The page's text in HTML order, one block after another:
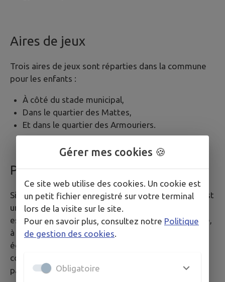
Aires de jeux
Trois aires de jeux sont réparties dans la commune
pour les enfants :
À côté du stade municipal,
Dans le quartier des Mattes,
Et dans le quartier des Armouriers.
Parc municipal
Situé derrière la Maison du Parc, le parc municipal est
un lieu de vie très apprécié des Clarétains. C’est un
espace ouvert et ombragé, propice à la promenade,
à la lecture ou aux rencontres. Le parc accueille
également plusieurs projets collectifs portés par la
commune, comme le poulailler partagé, les jardins
partagés, ou encore l’olivette communale.
Gérer mes cookies 🍪
Ce site web utilise des cookies. Un cookie est
un petit fichier enregistré sur votre terminal
lors de la visite sur le site.
Pour en savoir plus, consultez notre Politique
de gestion des cookies.
Obligatoire